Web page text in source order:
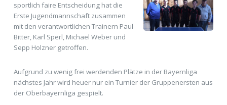
sportlich faire Entscheidung hat die
Erste Jugendmannschaft zusammen
mit den verantwortlichen Trainern Paul
Bitter, Karl Sperl, Michael Weber und
Sepp Holzner getroffen.
Aufgrund zu wenig frei werdenden Plätze in der Bayernliga
nächstes Jahr wird heuer nur ein Turnier der Gruppenersten aus
der Oberbayernliga gespielt.